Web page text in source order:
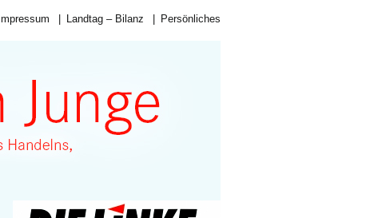
Impressum Landtag – Bilanz Persönliches